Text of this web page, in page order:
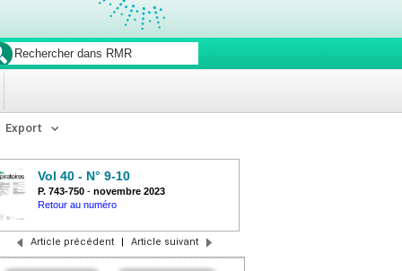
Export
Vol 40 - N° 9-10
P. 743-750 - novembre 2023
Retour au numéro
Article précédent | Article suivant